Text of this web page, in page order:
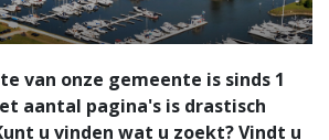
van onze gemeente is sinds 1
aantal pagina's is drastisch
u vinden wat u zoekt? Vindt u